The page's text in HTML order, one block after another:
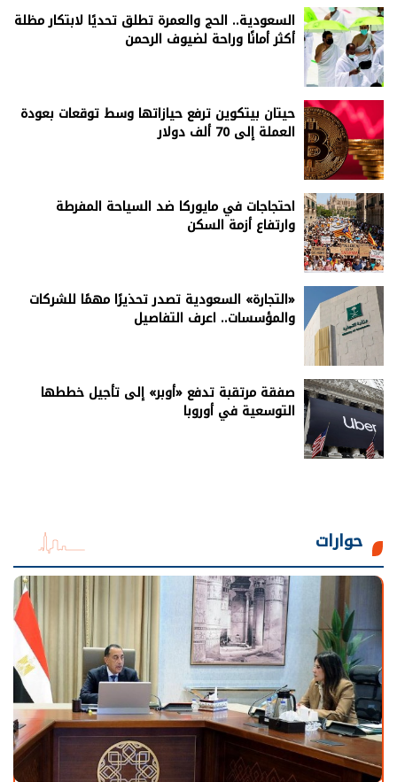
السعودية.. الحج والعمرة تطلق تحديًا لابتكار مظلة
أكثر أمانًا وراحة لضيوف الرحمن
حيتان بيتكوين ترفع حيازاتها وسط توقعات بعودة
العملة إلى 70 ألف دولار
احتجاجات في مايوركا ضد السياحة المفرطة
وارتفاع أزمة السكن
«التجارة» السعودية تصدر تحذيرًا مهمًا للشركات
والمؤسسات.. اعرف التفاصيل
صفقة مرتقبة تدفع «أوبر» إلى تأجيل خططها
التوسعية في أوروبا
حوارات